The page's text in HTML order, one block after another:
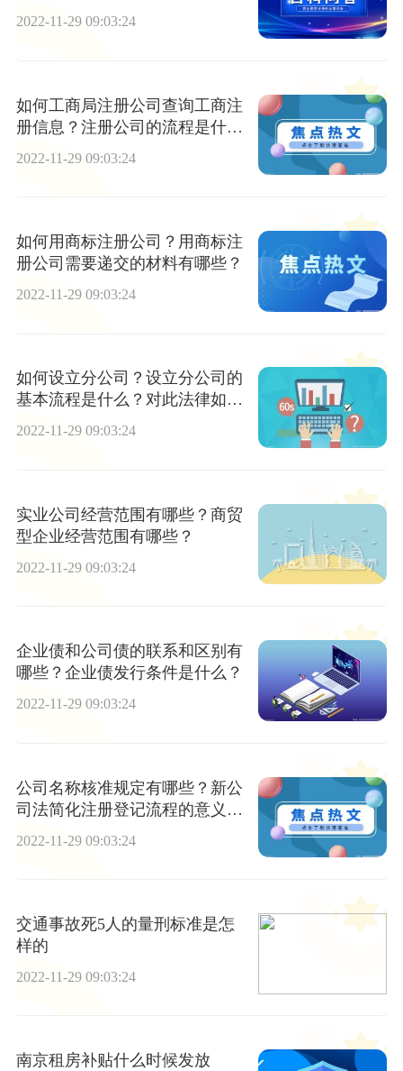
2022-11-29 09:03:24
如何工商局注册公司查询工商注
册信息？注册公司的流程是什
2022-11-29 09:03:24
如何用商标注册公司？用商标注
册公司需要递交的材料有哪些？
2022-11-29 09:03:24
如何设立分公司？设立分公司的
基本流程是什么？对此法律如何
规定的？
2022-11-29 09:03:24
实业公司经营范围有哪些？商贸
型企业经营范围有哪些？
2022-11-29 09:03:24
企业债和公司债的联系和区别有
哪些？企业债发行条件是什么？
2022-11-29 09:03:24
公司名称核准规定有哪些？新公
司法简化注册登记流程的意义是
2022-11-29 09:03:24
交通事故死5人的量刑标准是怎
样的
2022-11-29 09:03:24
南京租房补贴什么时候发放